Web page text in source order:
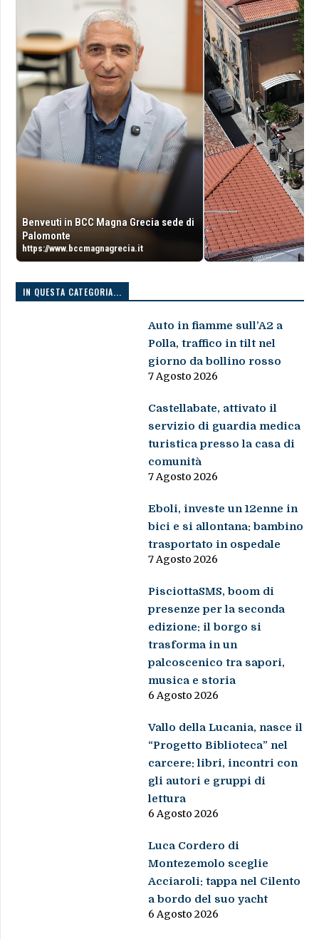
Benveuti in BCC Magna Grecia sede di
Palomonte
https://www.bccmagnagrecia.it
IN QUESTA CATEGORIA...
Auto in fiamme sull’A2 a
Polla, traffico in tilt nel
giorno da bollino rosso
7 Agosto 2026
Castellabate, attivato il
servizio di guardia medica
turistica presso la casa di
comunità
7 Agosto 2026
Eboli, investe un 12enne in
bici e si allontana: bambino
trasportato in ospedale
7 Agosto 2026
PisciottaSMS, boom di
presenze per la seconda
edizione: il borgo si
trasforma in un
palcoscenico tra sapori,
musica e storia
6 Agosto 2026
Vallo della Lucania, nasce il
“Progetto Biblioteca” nel
carcere: libri, incontri con
gli autori e gruppi di
lettura
6 Agosto 2026
Luca Cordero di
Montezemolo sceglie
Acciaroli: tappa nel Cilento
a bordo del suo yacht
6 Agosto 2026